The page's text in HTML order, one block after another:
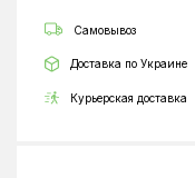
Самовывоз
Доставка по Украине
Курьерская доставка